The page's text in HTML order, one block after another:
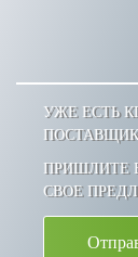
УЖЕ ЕСТЬ
ПРИШЛИТЕ
СВОЕ